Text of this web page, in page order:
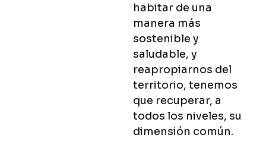
habitar de una
manera más
sostenible y
saludable, y
reapropiarnos del
territorio, tenemos
que recuperar, a
todos los niveles, su
dimensión común.